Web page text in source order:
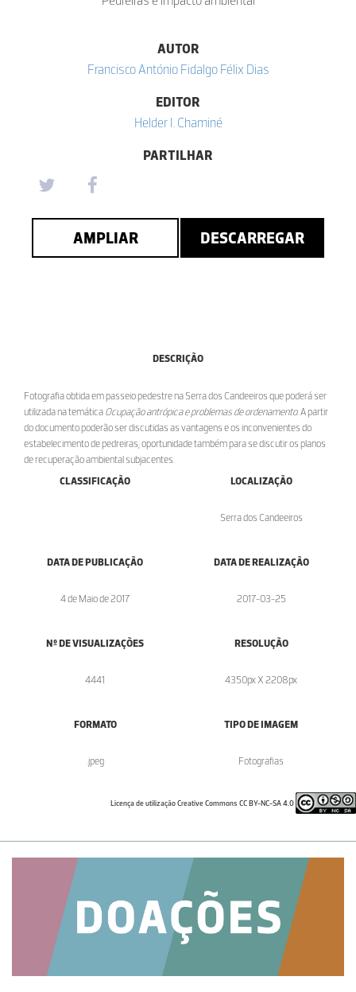
AUTOR
Francisco António Fidalgo Félix Dias
EDITOR
Helder I. Chaminé
PARTILHAR
AMPLIAR DESCARREGAR
DESCRIÇÃO
Fotografia obtida em passeio pedestre na Serra dos Candeeiros que poderá ser
utilizada na temática Ocupação antrópica e problemas de ordenamento. A partir
do documento poderão ser discutidas as vantagens e os inconvenientes do
estabelecimento de pedreiras; oportunidade também para se discutir os planos
de recuperação ambiental subjacentes.
CLASSIFICAÇÃO
LOCALIZAÇÃO
Serra dos Candeeiros
DATA DE PUBLICAÇÃO
4 de Maio de 2017
DATA DE REALIZAÇÃO
2017-03-25
Nº DE VISUALIZAÇÕES
4441
RESOLUÇÃO
4350px X 2208px
FORMATO
.jpeg
TIPO DE IMAGEM
Fotografias
Licença de utilização Creative Commons CC BY-NC-SA 4.0